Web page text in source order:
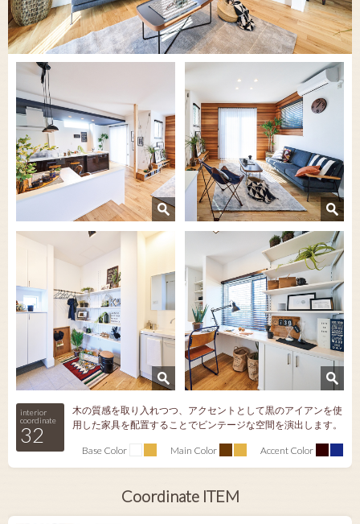
interior
coordinate
32
木の質感を取り入れつつ、アクセントとして黒のアイアンを使
用した家具を配置することでビンテージな空間を演出します。
Base Color Main Color Accent Color
Coordinate ITEM